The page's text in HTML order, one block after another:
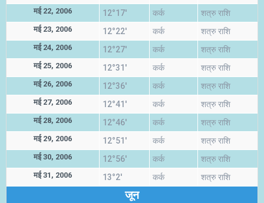
मई 22, 2006 12°17' कर्क शत्रु राशि
मई 23, 2006 12°22' कर्क शत्रु राशि
मई 24, 2006 12°27' कर्क शत्रु राशि
मई 25, 2006 12°31' कर्क शत्रु राशि
मई 26, 2006 12°36' कर्क शत्रु राशि
मई 27, 2006 12°41' कर्क शत्रु राशि
मई 28, 2006 12°46' कर्क शत्रु राशि
मई 29, 2006 12°51' कर्क शत्रु राशि
मई 30, 2006 12°56' कर्क शत्रु राशि
मई 31, 2006 13°2' कर्क शत्रु राशि
जून